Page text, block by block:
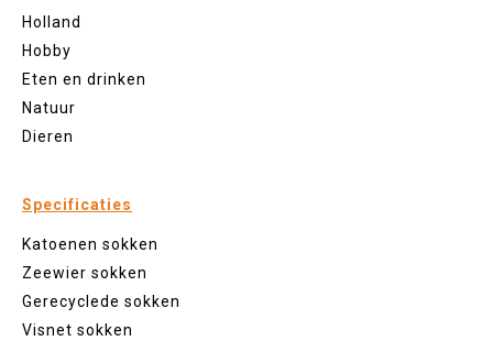
Holland
Hobby
Eten en drinken
Natuur
Dieren
Specificaties
Katoenen sokken
Zeewier sokken
Gerecyclede sokken
Visnet sokken